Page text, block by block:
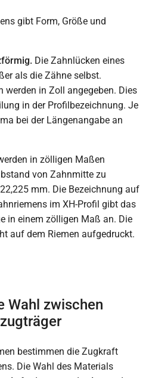
gibt Form, Größe und
Die Zahnlücken eines
als die Zähne selbst.
werden in Zoll angegeben. Dies
in der Profilbezeichnung. Je
bei der Längenangabe an
in zölligen Maßen
von Zahnmitte zu
mm. Die Bezeichnung auf
im XH-Profil gibt das
in einem zölligen Maß an. Die
auf dem Riemen aufgedruckt.
Wahl zwischen
bestimmen die Zugkraft
Die Wahl des Materials